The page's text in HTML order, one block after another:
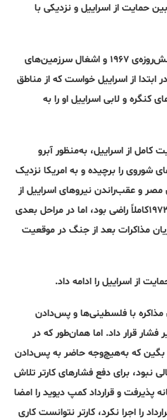
حمایت از اسراییل و نزدیکی با
– جانسون (۱۹۶۹-۱۹۶۳) با جنگ شش‌روزه‌ی ۱۹۶۷ و اشغال سرزمین‌های
از اسراییل خواست که از مناطق
کنگره و لابی اسراییل او را به
ضمن حمایت کامل از اسراییل، به‌منظور آبرو
شوروی را برچیده و به امریکا نزدیک
و عقب‌راندن نیروهای اسراییل از
کانال سوئز، در جریان جنگ اکتبر ۱۹۷۳کاملاً راضی بود، اما در مراحل بعدی
مذاکرات بعد از جنگ در موقعیت
را برای مذاکره با فلسطینی‌ها و پس‌دادن
اشغالی بعد از ۱۹۶۷ زیر فشار قرار داد. اما همان‌طور که در
بگین که به‌هیچ‌وجه حاضر به پس‌دادن
برای دفع فشار‌های کارتر تلاش
پذیرفت و قرار‌داد کمپ دیوید را امضا
را اجرا نکرد، کارتر نتوانست کاری